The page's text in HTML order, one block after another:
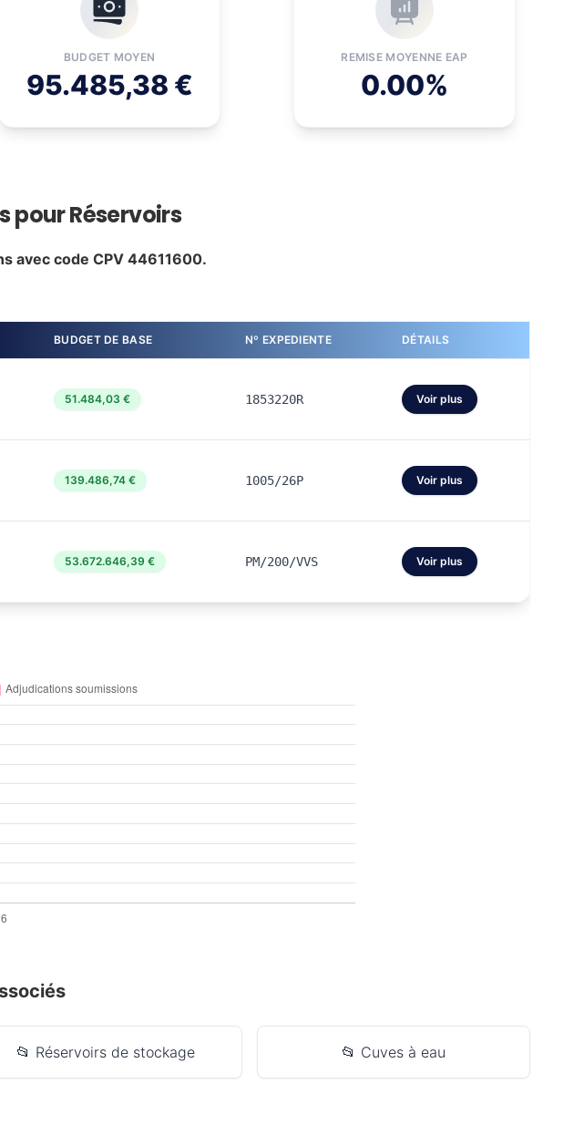
BUDGET MOYEN
95.485,38 €
REMISE MOYENNE EAP
0.00%
pour Réservoirs
avec code CPV 44611600.
BUDGET DE BASE Nº EXPEDIENTE DÉTAILS
51.484,03 € 1853220R Voir plus
139.486,74 € 1005/26P Voir plus
53.672.646,39 € PM/200/VVS Voir plus
📂 Réservoirs de stockage 📂 Cuves à eau